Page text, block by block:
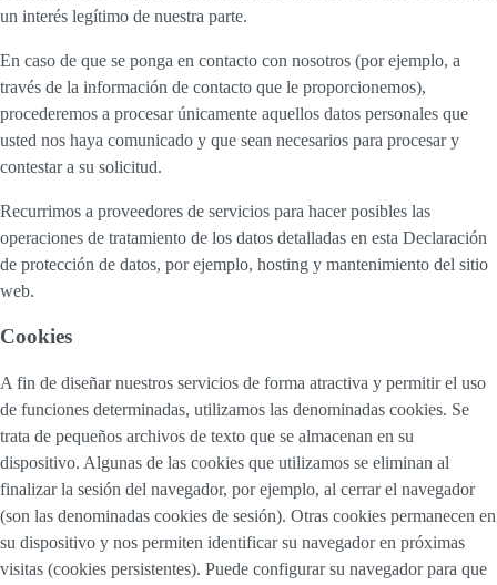
un interés legítimo de nuestra parte.
En caso de que se ponga en contacto con nosotros (por ejemplo, a
través de la información de contacto que le proporcionemos),
procederemos a procesar únicamente aquellos datos personales que
usted nos haya comunicado y que sean necesarios para procesar y
contestar a su solicitud.
Recurrimos a proveedores de servicios para hacer posibles las
operaciones de tratamiento de los datos detalladas en esta Declaración
de protección de datos, por ejemplo, hosting y mantenimiento del sitio
web.
Cookies
A fin de diseñar nuestros servicios de forma atractiva y permitir el uso
de funciones determinadas, utilizamos las denominadas cookies. Se
trata de pequeños archivos de texto que se almacenan en su
dispositivo. Algunas de las cookies que utilizamos se eliminan al
finalizar la sesión del navegador, por ejemplo, al cerrar el navegador
(son las denominadas cookies de sesión). Otras cookies permanecen en
su dispositivo y nos permiten identificar su navegador en próximas
visitas (cookies persistentes). Puede configurar su navegador para que